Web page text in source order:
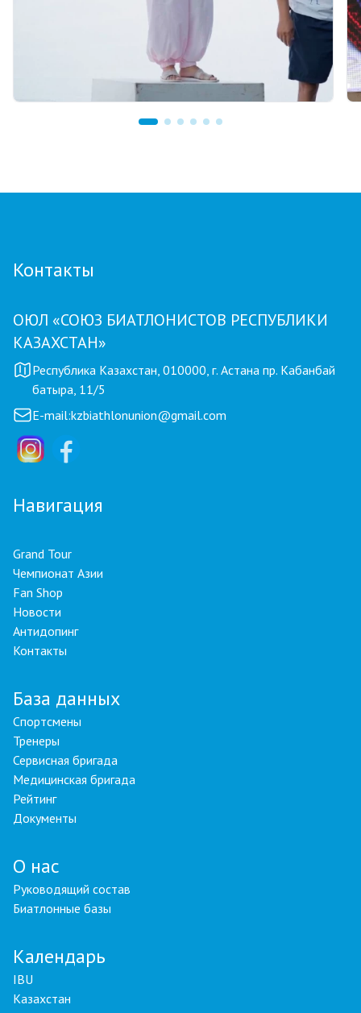
Контакты
ОЮЛ «СОЮЗ БИАТЛОНИСТОВ РЕСПУБЛИКИ
КАЗАХСТАН»
Республика Казахстан, 010000, г. Астана пр. Кабанбай
батыра, 11/5
E-mail:kzbiathlonunion@gmail.com
Навигация
Grand Tour
Чемпионат Азии
Fan Shop
Новости
Антидопинг
Контакты
База данных
Спортсмены
Тренеры
Сервисная бригада
Медицинская бригада
Рейтинг
Документы
О нас
Руководящий состав
Биатлонные базы
Календарь
IBU
Казахстан